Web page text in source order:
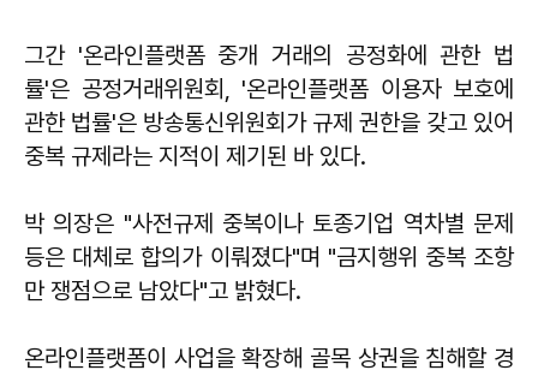
그간 '온라인플랫폼 중개 거래의 공정화에 관한 법
률'은 공정거래위원회, '온라인플랫폼 이용자 보호에
관한 법률'은 방송통신위원회가 규제 권한을 갖고 있어
중복 규제라는 지적이 제기된 바 있다.
박 의장은 "사전규제 중복이나 토종기업 역차별 문제
등은 대체로 합의가 이뤄졌다"며 "금지행위 중복 조항
만 쟁점으로 남았다"고 밝혔다.
온라인플랫폼이 사업을 확장해 골목 상권을 침해할 경